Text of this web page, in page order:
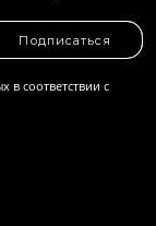
Подписаться
в соответствии с